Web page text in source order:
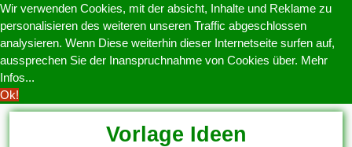
Wir verwenden Cookies, mit der absicht, Inhalte und Reklame zu
personalisieren des weiteren unseren Traffic abgeschlossen
analysieren. Wenn Diese weiterhin dieser Internetseite surfen auf,
aussprechen Sie der Inanspruchnahme von Cookies über. Mehr
Infos...
Ok!
Vorlage Ideen